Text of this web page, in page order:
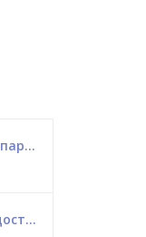
Сладкий подарок для парня на 23 февраля
Большая коробка сладостей из разных стран